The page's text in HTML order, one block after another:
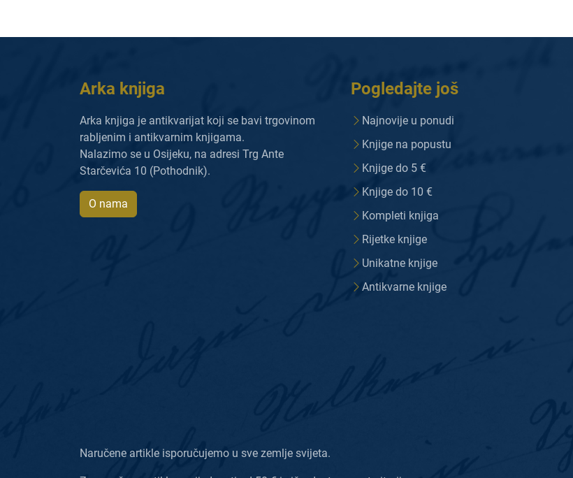
Arka knjiga
Arka knjiga je antikvarijat koji se bavi trgovinom
rabljenim i antikvarnim knjigama.
Nalazimo se u Osijeku, na adresi Trg Ante
Starčevića 10 (Pothodnik).
O nama
Pogledajte još
Najnovije u ponudi
Knjige na popustu
Knjige do 5 €
Knjige do 10 €
Kompleti knjiga
Rijetke knjige
Unikatne knjige
Antikvarne knjige
Naručene artikle isporučujemo u sve zemlje svijeta.